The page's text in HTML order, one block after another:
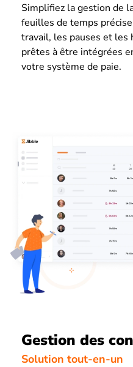
Simplifiez la gestion de
feuilles de temps
travail, les pauses et les
prêtes à être intégrées
votre système de paie.
Gestion des
Solution tout-en-un